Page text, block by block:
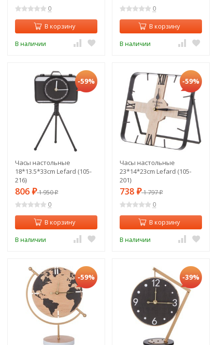
0
В корзину
В наличии
0
В корзину
В наличии
-59%
Часы настольные
18*13.5*33cm Lefard (105-
216)
806 ₽1 950₽
0
В корзину
В наличии
-59%
Часы настольные
23*14*23cm Lefard (105-
201)
738 ₽1 797₽
0
В корзину
В наличии
-59% -39%